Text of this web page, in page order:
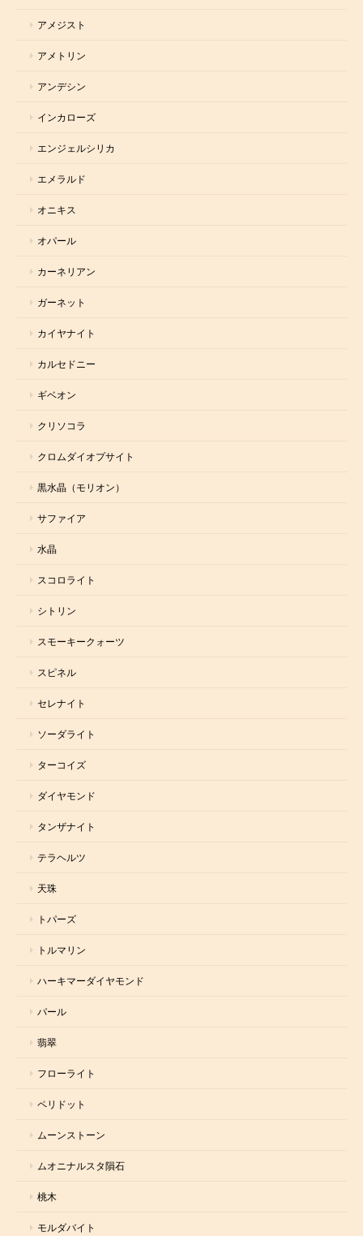
アメジスト
アメトリン
アンデシン
インカローズ
エンジェルシリカ
エメラルド
オニキス
オパール
カーネリアン
ガーネット
カイヤナイト
カルセドニー
ギベオン
クリソコラ
クロムダイオプサイト
黒水晶（モリオン）
サファイア
水晶
スコロライト
シトリン
スモーキークォーツ
スピネル
セレナイト
ソーダライト
ターコイズ
ダイヤモンド
タンザナイト
テラヘルツ
天珠
トパーズ
トルマリン
ハーキマーダイヤモンド
パール
翡翠
フローライト
ペリドット
ムーンストーン
ムオニナルスタ隕石
桃木
モルダバイト